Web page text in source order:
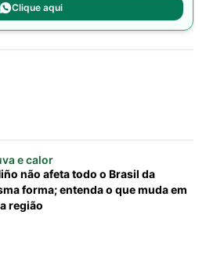
e calor
não afeta todo o Brasil da
forma; entenda o que muda em
região
Clique aqui